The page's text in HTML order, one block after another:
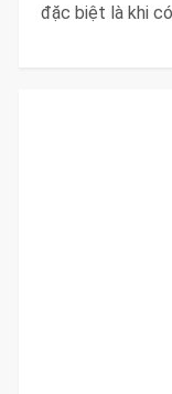
đặc biệt là khi